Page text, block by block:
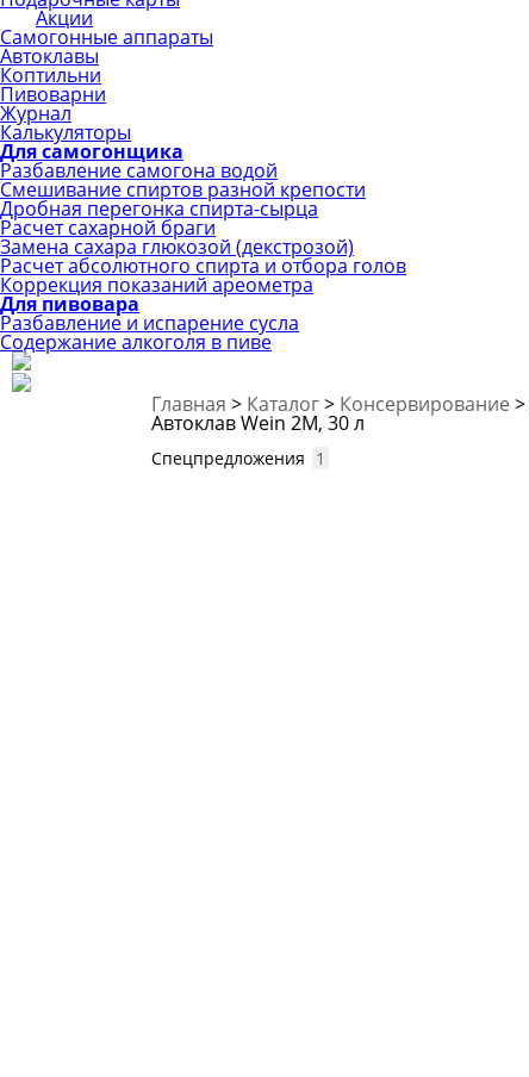
Акции
Самогонные аппараты
Автоклавы
Коптильни
Пивоварни
Журнал
Калькуляторы
Для самогонщика
Разбавление самогона водой
Смешивание спиртов разной крепости
Дробная перегонка спирта-сырца
Расчет сахарной браги
Замена сахара глюкозой (декстрозой)
Расчет абсолютного спирта и отбора голов
Коррекция показаний ареометра
Для пивовара
Разбавление и испарение сусла
Содержание алкоголя в пиве
Главная > Каталог> Консервирование >
Автоклав Wein 2M, 30 л
Спецпредложения 1